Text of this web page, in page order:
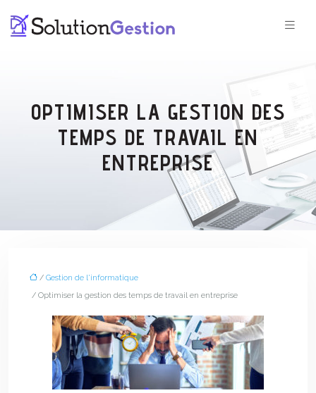
OPTIMISER LA GESTION DES
TEMPS DE TRAVAIL EN
ENTREPRISE
/ Gestion de l'informatique
/ Optimiser la gestion des temps de travail en entreprise